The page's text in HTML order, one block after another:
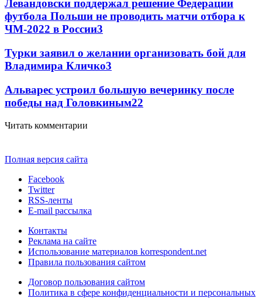
Левандовски поддержал решение Федерации
футбола Польши не проводить матчи отбора к
ЧМ-2022 в России3
Турки заявил о желании организовать бой для
Владимира Кличко3
Альварес устроил большую вечеринку после
победы над Головкиным22
Читать комментарии
Полная версия сайта
Facebook
Twitter
RSS-ленты
E-mail рассылка
Контакты
Реклама на сайте
Использование материалов korrespondent.net
Правила пользования сайтом
Договор пользования сайтом
Политика в сфере конфиденциальности и персональных